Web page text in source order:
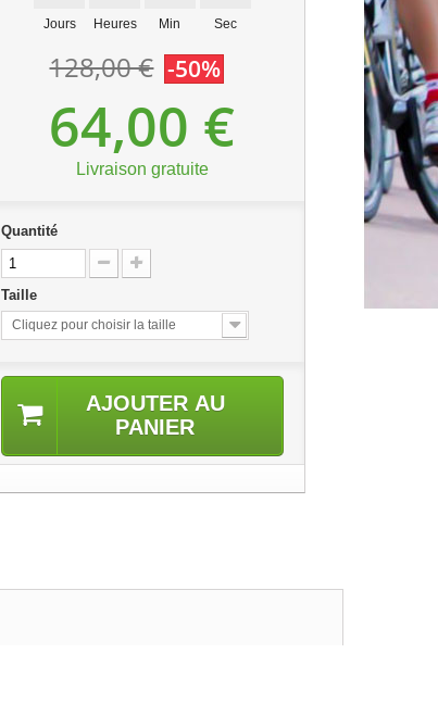
Jours Heures Min Sec
128,00 € -50%
64,00 €
Livraison gratuite
Quantité
Taille
Cliquez pour choisir la taille
AJOUTER AU
PANIER